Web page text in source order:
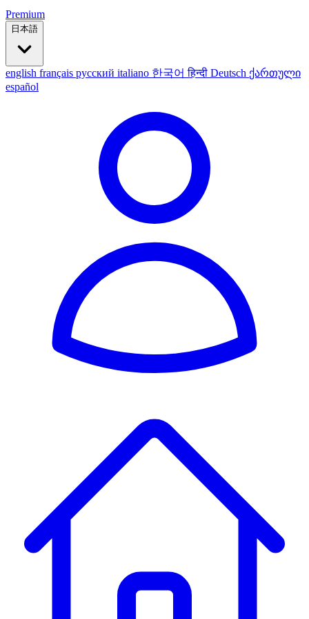
Premium
日本語
english français русский italiano 한국어हिन्दी Deutsch ქართული
español